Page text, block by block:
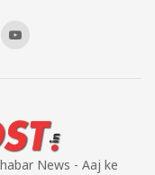
News - Aaj ke